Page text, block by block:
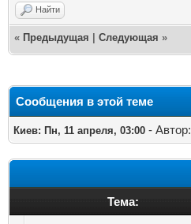
Найти
« Предыдущая Следующая »
Сообщения в этой теме
Киев: Пн, 11 апреля, 03:00 - Автор:
Тема: